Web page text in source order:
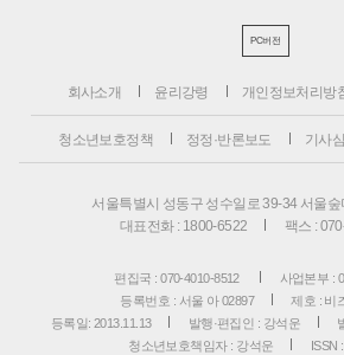
PC버전
회사소개 윤리강령 개인정보처리방
청소년보호정책 정정·반론보도 기사
서울특별시 성동구 성수일로 39-34 서울
대표전화 : 1800-6522
팩스 :
편집국 : 070-4010-8512
사업본부 :
등록번호 : 서울 아 02897
제호 : 비
등록일: 2013.11.13
발행·편집인 : 강석운
청소년보호책임자 : 강석운
ISSN